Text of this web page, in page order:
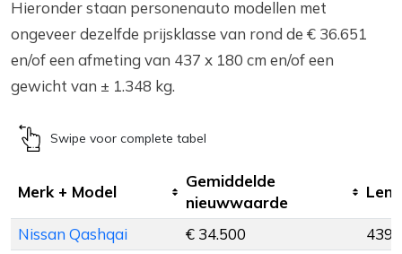
Hieronder staan personenauto modellen met
ongeveer dezelfde prijsklasse van rond de € 36.651
en/of een afmeting van 437 x 180 cm en/of een
gewicht van ± 1.348 kg.
Swipe voor complete tabel
Merk + Model
Gemiddelde
nieuwwaarde
Nissan Qashqai € 34.500
439